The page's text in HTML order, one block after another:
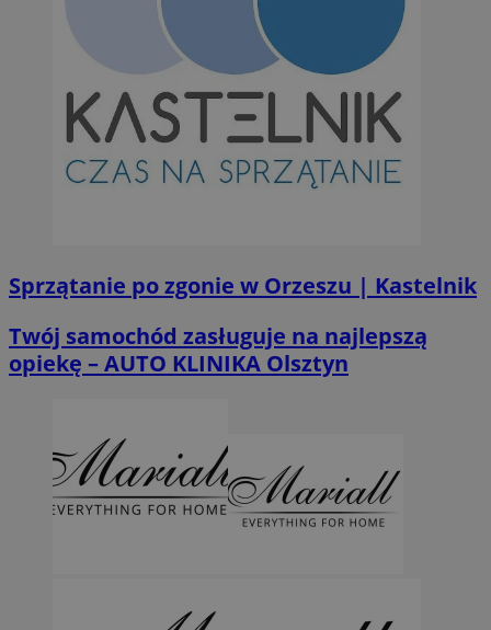
Sprzątanie po zgonie w Orzeszu | Kastelnik
Twój samochód zasługuje na najlepszą
opiekę – AUTO KLINIKA Olsztyn